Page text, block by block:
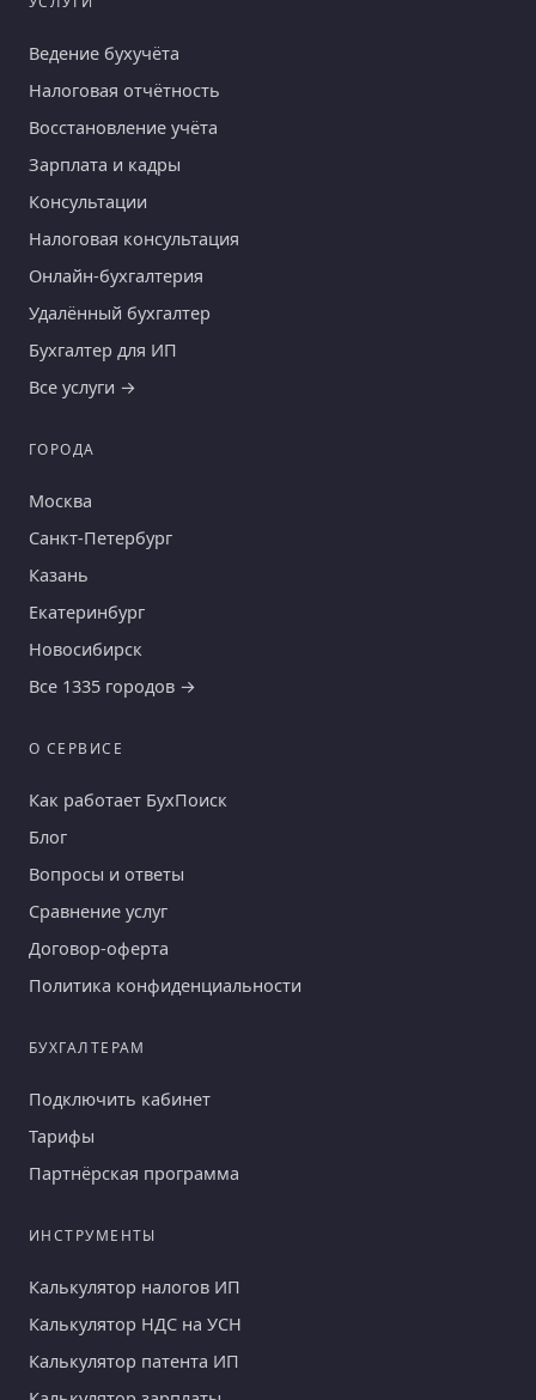
Ведение бухучёта
Налоговая отчётность
Восстановление учёта
Зарплата и кадры
Консультации
Налоговая консультация
Онлайн-бухгалтерия
Удалённый бухгалтер
Бухгалтер для ИП
Все услуги →
ГОРОДА
Москва
Санкт-Петербург
Казань
Екатеринбург
Новосибирск
Все 1335 городов →
О СЕРВИСЕ
Как работает БухПоиск
Блог
Вопросы и ответы
Сравнение услуг
Договор-оферта
Политика конфиденциальности
БУХГАЛТЕРАМ
Подключить кабинет
Тарифы
Партнёрская программа
ИНСТРУМЕНТЫ
Калькулятор налогов ИП
Калькулятор НДС на УСН
Калькулятор патента ИП